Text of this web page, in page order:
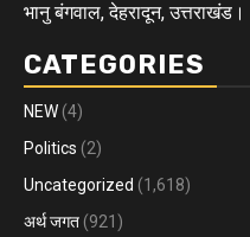
भानु बंगवाल, देहरादून, उत्तराखंड।
CATEGORIES
NEW (4)
Politics (2)
Uncategorized (1,618)
अर्थ जगत (921)